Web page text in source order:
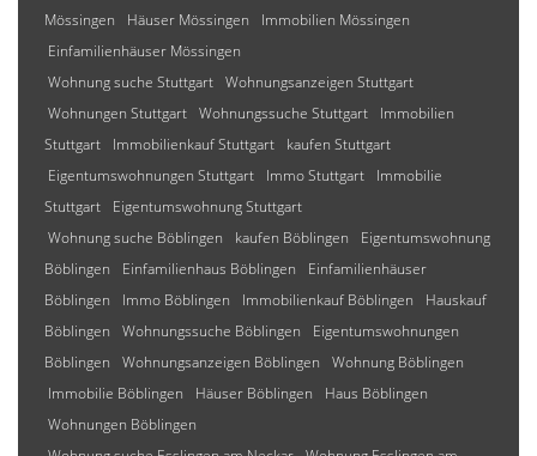
Mössingen
Häuser Mössingen
Immobilien Mössingen
Einfamilienhäuser Mössingen
Wohnung suche Stuttgart Wohnungsanzeigen Stuttgart
Wohnungen Stuttgart Wohnungssuche Stuttgart
Immobilien
Stuttgart
Immobilienkauf Stuttgart
kaufen Stuttgart
Eigentumswohnungen Stuttgart
Immo Stuttgart
Immobilie
Stuttgart
Eigentumswohnung Stuttgart
Wohnung suche Böblingen
kaufen Böblingen
Eigentumswohnung
Böblingen
Einfamilienhaus Böblingen
Einfamilienhäuser
Böblingen
Immo Böblingen Immobilienkauf Böblingen
Hauskauf
Böblingen
Wohnungssuche Böblingen
Eigentumswohnungen
Böblingen
Wohnungsanzeigen Böblingen
Wohnung Böblingen
Immobilie Böblingen
Häuser Böblingen
Haus Böblingen
Wohnungen Böblingen